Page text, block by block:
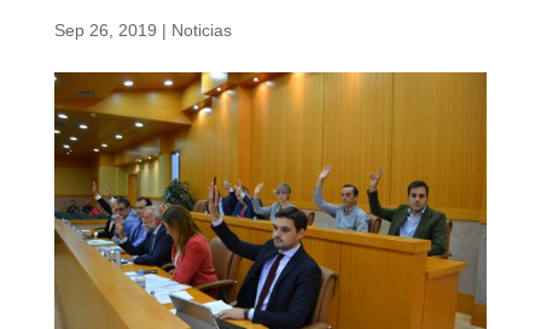
Sep 26, 2019 | Noticias